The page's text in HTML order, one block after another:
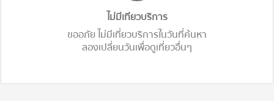
ไม่มีเทียวบริการ
ขออภัย ไม่มีเที่ยวบริการในวันที่ค้นหา
ลองเปลี่ยนวันเพื่อดูเที่ยวอื่นๆ